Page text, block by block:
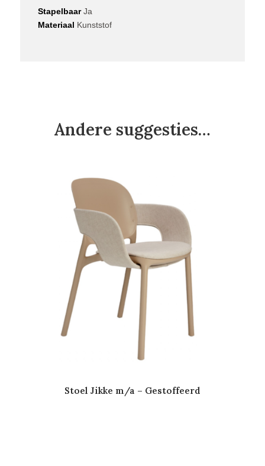
StapelbaarJa
Materiaal Kunststof
Andere suggesties…
Stoel Jikke m/a – Gestoffeerd